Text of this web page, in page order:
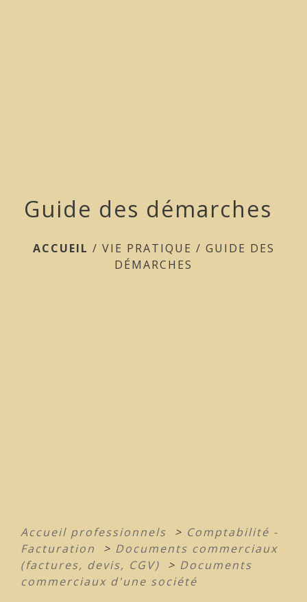
Guide des démarches
ACCUEIL / VIE PRATIQUE / GUIDE DES
DÉMARCHES
Accueil professionnels > Comptabilité -
Facturation
> Documents commerciaux
(factures, devis, CGV)
> Documents
commerciaux d'une société